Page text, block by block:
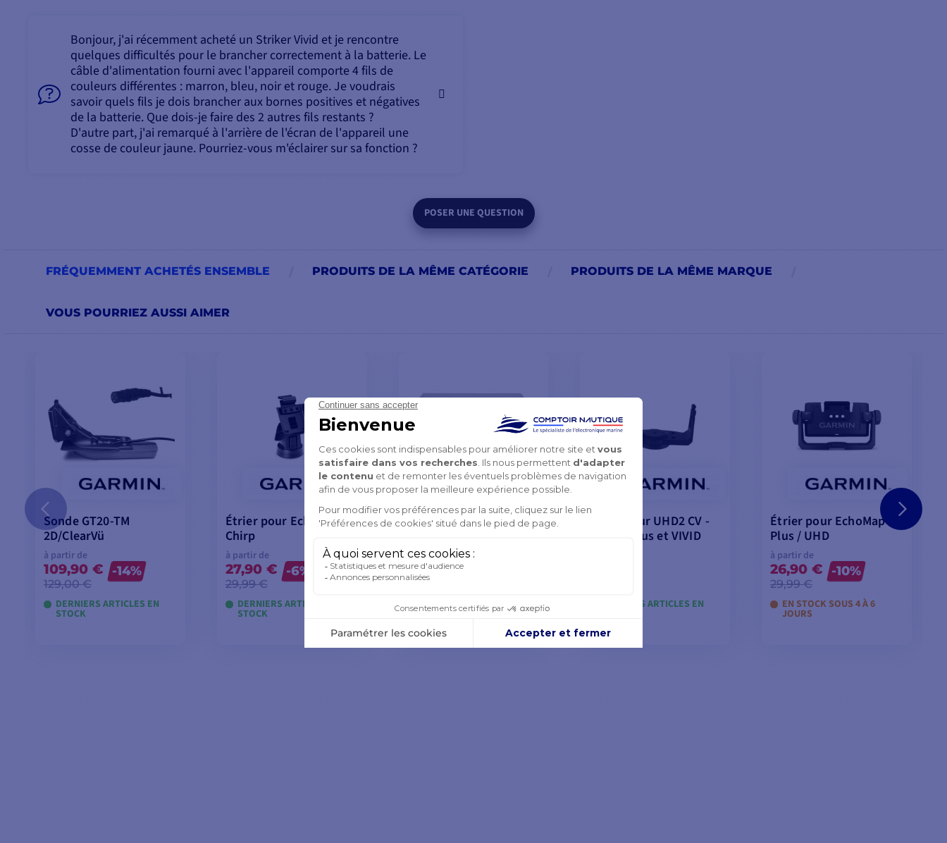
Bonjour, j'ai récemment acheté un Striker Vivid et je rencontre
quelques difficultés pour le brancher correctement à la batterie. Le
câble d'alimentation fourni avec l'appareil comporte 4 fils de
couleurs différentes : marron, bleu, noir et rouge. Je voudrais
savoir quels fils je dois brancher aux bornes positives et négatives
de la batterie. Que dois-je faire des 2 autres fils restants ?
D'autre part, j'ai remarqué à l'arrière de l'écran de l'appareil une
cosse de couleur jaune. Pourriez-vous m'éclairer sur sa fonction ?
POSER UNE QUESTION
FRÉQUEMMENT ACHETÉS ENSEMBLE PRODUITS DE LA MÊME CATÉGORIE PRODUITS DE LA MÊME MARQUE
VOUS POURRIEZ AUSSI AIMER
Sonde GT20-TM
2D/ClearVü
à partir de
109,90 €
129,00 €
-14%
DERNIERS ARTICLES EN
STOCK
Étrier pour EchoMap
Chirp
à partir de
27,90 €
29,99 €
-6%
DERNIERS ARTICLES EN
STOCK
Capot de protection
à partir de
17,90 €
EN STOCK
Étrier pour UHD2 CV -
Striker Plus et VIVID
DERNIERS ARTICLES EN
Étrier pour EchoMap
Plus / UHD
à partir de
26,90 €
29,99 €
-10%
EN STOCK SOUS 4 À 6
JOURS